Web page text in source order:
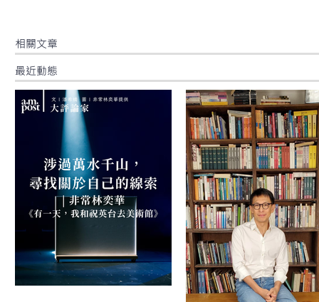
​相關文章
最近動態